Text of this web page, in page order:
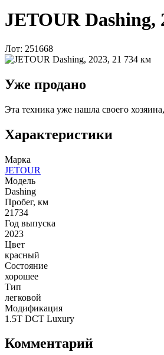
JETOUR Dashing,
Лот: 251668
Уже продано
Эта техника уже нашла своего
Характеристики
Марка
JETOUR
Модель
Dashing
Пробег, км
21734
Год выпуска
2023
Цвет
красный
Состояние
хорошее
Тип
легковой
Модификация
1.5T DCT Luxury
Комментарий